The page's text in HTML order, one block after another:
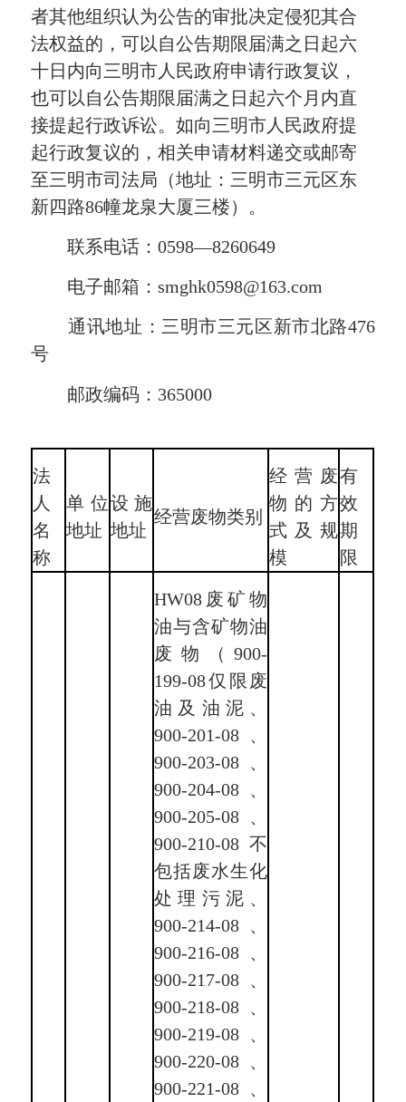
者其他组织认为公告的审批决定侵犯其合
法权益的，可以自公告期限届满之日起六
十日内向三明市人民政府申请行政复议，
也可以自公告期限届满之日起六个月内直
接提起行政诉讼。如向三明市人民政府提
起行政复议的，相关申请材料递交或邮寄
至三明市司法局（地址：三明市三元区东
新四路86幢龙泉大厦三楼）。
联系电话：0598—8260649
电子邮箱：smghk0598@163.com
通讯地址：三明市三元区新市北路476
号
邮政编码：365000
法
人
名
称
单位
地址
设施
地址
经营废物类别
经营废
物的方
式及规
模
有
效
期
限
HW08废矿物
油与含矿物油
废物（900-
199-08仅限废
油及油泥、
900-201-08、
900-203-08、
900-204-08、
900-205-08、
900-210-08不
包括废水生化
处理污泥、
900-214-08、
900-216-08、
900-217-08、
900-218-08、
900-219-08、
900-220-08、
900-221-08、